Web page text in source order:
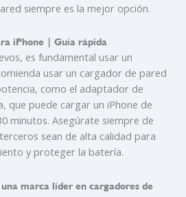
siempre es la mejor opción.
iPhone | Guía rápida
es fundamental usar un
usar un cargador de pared
como el adaptador de
que puede cargar un iPhone de
minutos. Asegúrate siempre de
sean de alta calidad para
y proteger la batería.
marca líder en cargadores de